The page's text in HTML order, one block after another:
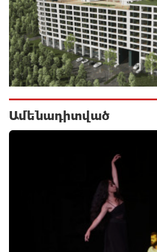
Ճապոնական Յակիշիմե
ցուցահանդեսը
30-ը
Որոնվում է
շրջանակներում
Փաշինյանն ու Թրամփը
Չհանե´ս խաչդ,
Ամենադիտված
1